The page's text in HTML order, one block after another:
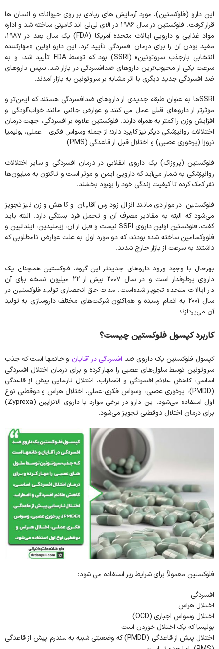
این دارو (فلوکستین)، مورد آزمایش های زیادی بر روی حیوانات و انسان ها
قرار گرفت. فلوکستین در سال ۱۹۸۶ در آلای لی‌لی اند کامپنی ساخته شد و اداره
مواد غذایی و دارویی ایالات متحده آمریکا (FDA) یک سال بعد در ۱۹۸۷،
مفید بودن آن را برای درمان افسردگی تأیید کرد. این دارو اولین «مهارکننده
انتخابی بازجذب سروتونین» (SSRI) بود که توسط FDA تأیید شد، و به
سرعت یکی از محبوب‌ترین داروهای ضدافسردگی در بازار شد. سپس داروهای
ضد افسردگی جدید دیگری با اثر مشابه بر سروتونین به بازار آمدند.
SSRIها به عنوان طبقه جدیدی از داروهای ضدافسردگی هستند که ایمن‌تر و
موثرتر از داروهای قبلی عمل می کنند و عوارض جانبی مانند خواب‌آلودگی و
افزایش وزن را کمتر به همراه دارند. فلوکستین علاوه بر افسردگی، جهت درمان
اختلالات روانپزشکی دیگر نیز کاربرد دارد؛ از جمله وسواس فکری – عملی، بولیمیا
نروزا (پرخوری عصبی) و اختلال قبل از قاعدگی (PMS).
فلوکستین (پروزاک) یک داروی انقلابی در درمان افسردگی و سایر اختلالات
روانپزشکی به شمار می‌آید که دارویی ایمن و موثر است و تاکنون به میلیون‌ها
نفر کمک کرده تا کیفیت زندگی خود را بهبود بخشند.
فلوکستین در مواردی مانند انزال زودرس آقایان و کاهش وزن نیز تجویز
می‌شود که البته به مقادیر مصرف آن و تحمل فرد بستگی دارد. البته باید
گفت، فلوکستین اولین داروی SSRI نیست و قبل از آن، زیملیدین، ایندالپین و
فلووکسامین ساخته شده بودند، که دو مورد اول به علت عوارض نامطلوبی که
داشتند به سرعت از بازار خارج شدند.
بهرحال با وجود ورود داروهای جدیدتر این گروه، فلوکستین همچنان یک
داروی پرطرفدار است و در سال ۲۰۰۷ بیش از ۲۲ میلیون نسخه برای آن
در ایالات متحده تجویز شده‌است. مدت حق انحصاری تولید فلوکستین در
سال ۲۰۰۱ به اتمام رسیده و هم‌اکنون شرکت‌های مختلف داروسازی به تولید
آن می‌پردازند.
کاربرد کپسول فلوکستین چیست؟
کپسول فلوکستین یک داروی ضد افسردگی در آقایان و خانمها است که جذب
سروتونین توسط سلول‌های عصبی را مهار کرده و برای درمان اختلال افسردگی
اساسی، کاهش علائم افسردگی و اضطراب، اختلال نارسایی پیش از قاعدگی
(PMDD)، پرخوری عصبی، وسواس فکری-عملی، اختلال هراس و دوقطبی نوع
اول استفاده می‌شود. این دارو در برخی موارد با داروی الانزاپین (Zyprexa)
برای درمان اختلال دوقطبی تجویز می‌شود.
فلوکستین معمولاً برای شرایط زیر استفاده می شود:
افسردگی
اختلال هراس
اختلال وسواس اجباری (OCD)
بولیمیا که یک اختلال خوردن است
اختلال پیش از قاعدگی (PMDD) که وضعیتی شبیه به سندرم پیش از قاعدگی